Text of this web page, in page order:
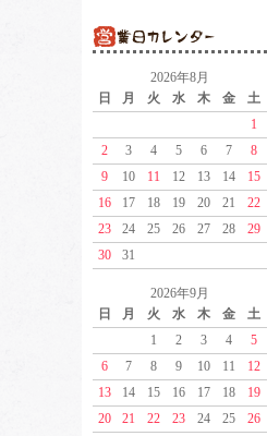
2026年8月
日
月 火 水 木 金
土
1
2
3 4 5 6 7
8
9
10 11 12 13 14
15
16
17 18 19 20 21
22
23
24 25 26 27 28
29
30
31
2026年9月
日
月 火 水 木 金
土
1
2 3 4
5
6
7 8 9 10 11
12
13
14 15 16 17 18
19
20
21 22 23 24 25
26